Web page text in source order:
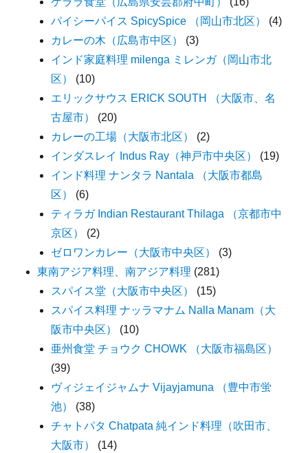
パイシーパイス SpicySpice （岡山市北区）
(4)
カレーの木（広島市中区）
(3)
インド家庭料理 milenga ミレンガ（岡山市北
区）
(10)
エリックサウス ERICK SOUTH （大阪市、名
古屋市）
(20)
カレーの工場（大阪市北区）
(2)
インダスレイ Indus Ray（神戸市中央区）
(19)
インド料理 ナンタラ Nantala （大阪市都島
区）
(6)
ティラガ Indian Restaurant Thilaga （京都市中
京区）
(2)
ゼロワンカレー（大阪市中央区）
(3)
東南アジア料理、南アジア料理 (281)
スパイス堂（大阪市中央区）
(15)
スパイス料理 ナッラマナム Nalla Manam（大
阪市中央区）
(10)
亜州食堂 チョウク CHOWK （大阪市福島区）
(39)
ヴィジェイジャムナ Vijayjamuna （豊中市蛍
池）
(38)
チャトパタ Chatpata 純インド料理（吹田市、
大阪市）
(14)